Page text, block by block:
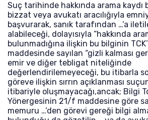
Suç tarihinde hakkında arama kaydı
bizzat veya avukatı aracılığıyla
başvurarak, sanık tarafından …‘a
alabileceği, dolayısıyla “hakkında
bulunmadığına ilişkin bu bilginin
maddesinde sayılan “gizli kalması
emir ve diğer tebligat niteliğinde
değerlendirilemeyeceği, bu itibarla
göreve ilişkin sırrın açıklanması
itibariyle oluşmayacağı,ancak; Bilgi
Yönergesinin 21/f maddesine göre
memuru …‘den görevi gereği bilgi